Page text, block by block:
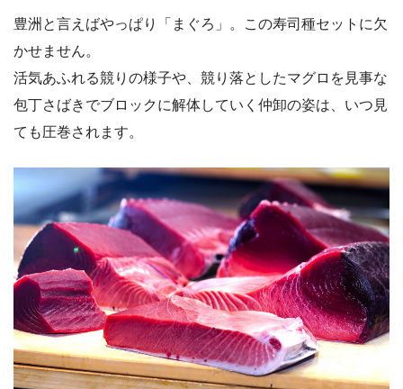
豊洲と言えばやっぱり「まぐろ」。この寿司種セットに欠
かせません。
活気あふれる競りの様子や、競り落としたマグロを見事な
包丁さばきでブロックに解体していく仲卸の姿は、いつ見
ても圧巻されます。